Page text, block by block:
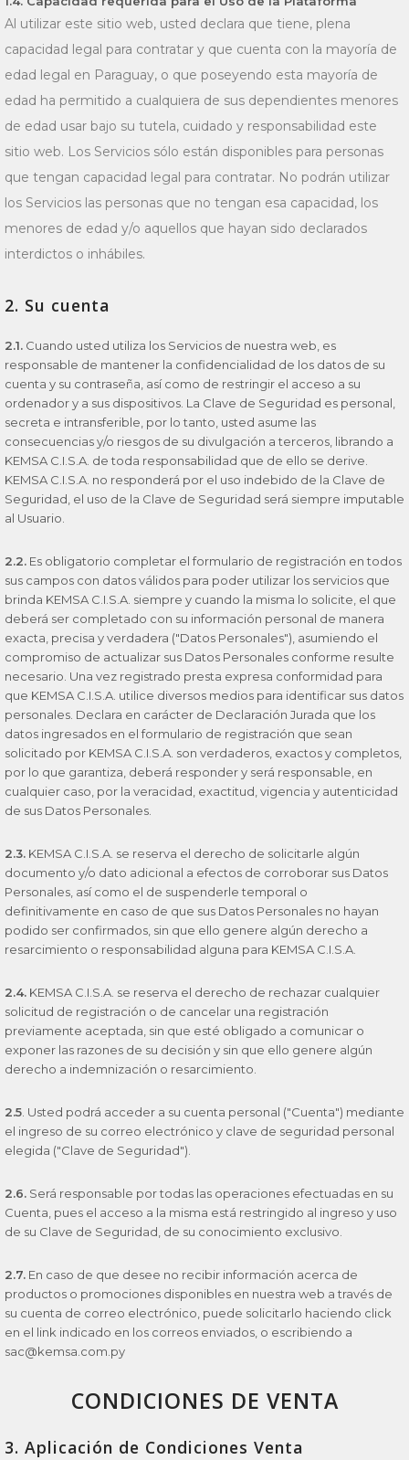
Al utilizar este sitio web, usted declara que tiene, plena
capacidad legal para contratar y que cuenta con la mayoría de
edad legal en Paraguay, o que poseyendo esta mayoría de
edad ha permitido a cualquiera de sus dependientes menores
de edad usar bajo su tutela, cuidado y responsabilidad este
sitio web. Los Servicios sólo están disponibles para personas
que tengan capacidad legal para contratar. No podrán utilizar
los Servicios las personas que no tengan esa capacidad, los
menores de edad y/o aquellos que hayan sido declarados
interdictos o inhábiles.
2. Su cuenta
2.1. Cuando usted utiliza los Servicios de nuestra web, es
responsable de mantener la confidencialidad de los datos de su
cuenta y su contraseña, así como de restringir el acceso a su
ordenador y a sus dispositivos. La Clave de Seguridad es personal,
secreta e intransferible, por lo tanto, usted asume las
consecuencias y/o riesgos de su divulgación a terceros, librando a
KEMSA C.I.S.A. de toda responsabilidad que de ello se derive.
KEMSA C.I.S.A. no responderá por el uso indebido de la Clave de
Seguridad, el uso de la Clave de Seguridad será siempre imputable
al Usuario.
2.2. Es obligatorio completar el formulario de registración en todos
sus campos con datos válidos para poder utilizar los servicios que
brinda KEMSA C.I.S.A. siempre y cuando la misma lo solicite, el que
deberá ser completado con su información personal de manera
exacta, precisa y verdadera ("Datos Personales"), asumiendo el
compromiso de actualizar sus Datos Personales conforme resulte
necesario. Una vez registrado presta expresa conformidad para
que KEMSA C.I.S.A. utilice diversos medios para identificar sus datos
personales. Declara en carácter de Declaración Jurada que los
datos ingresados en el formulario de registración que sean
solicitado por KEMSA C.I.S.A. son verdaderos, exactos y completos,
por lo que garantiza, deberá responder y será responsable, en
cualquier caso, por la veracidad, exactitud, vigencia y autenticidad
de sus Datos Personales.
2.3. KEMSA C.I.S.A. se reserva el derecho de solicitarle algún
documento y/o dato adicional a efectos de corroborar sus Datos
Personales, así como el de suspenderle temporal o
definitivamente en caso de que sus Datos Personales no hayan
podido ser confirmados, sin que ello genere algún derecho a
resarcimiento o responsabilidad alguna para KEMSA C.I.S.A.
2.4. KEMSA C.I.S.A. se reserva el derecho de rechazar cualquier
solicitud de registración o de cancelar una registración
previamente aceptada, sin que esté obligado a comunicar o
exponer las razones de su decisión y sin que ello genere algún
derecho a indemnización o resarcimiento.
2.5 . Usted podrá acceder a su cuenta personal ("Cuenta") mediante
el ingreso de su correo electrónico y clave de seguridad personal
elegida ("Clave de Seguridad").
2.6. Será responsable por todas las operaciones efectuadas en su
Cuenta, pues el acceso a la misma está restringido al ingreso y uso
de su Clave de Seguridad, de su conocimiento exclusivo.
2.7. En caso de que desee no recibir información acerca de
productos o promociones disponibles en nuestra web a través de
su cuenta de correo electrónico, puede solicitarlo haciendo click
en el link indicado en los correos enviados, o escribiendo a
sac@kemsa.com.py
CONDICIONES DE VENTA
3. Aplicación de Condiciones Venta